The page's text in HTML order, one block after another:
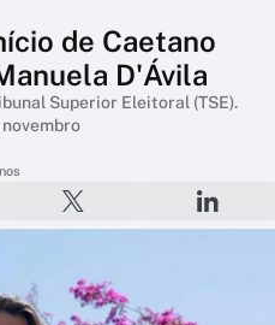
de Caetano
D'Ávila
Superior Eleitoral (TSE).